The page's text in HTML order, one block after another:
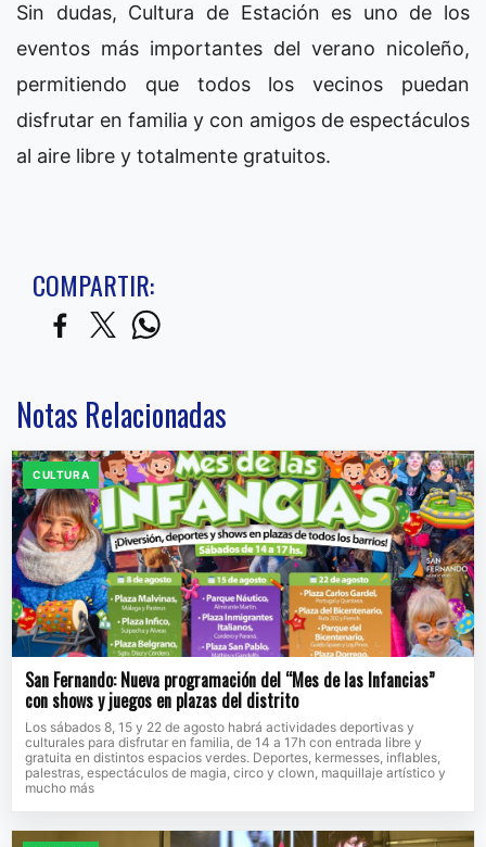
Sin dudas, Cultura de Estación es uno de los
eventos más importantes del verano nicoleño,
permitiendo que todos los vecinos puedan
disfrutar en familia y con amigos de espectáculos
al aire libre y totalmente gratuitos.
COMPARTIR:
Notas Relacionadas
CULTURA
San Fernando: Nueva programación del “Mes de las Infancias”
con shows y juegos en plazas del distrito
Los sábados 8, 15 y 22 de agosto habrá actividades deportivas y
culturales para disfrutar en familia, de 14 a 17h con entrada libre y
gratuita en distintos espacios verdes. Deportes, kermesses, inflables,
palestras, espectáculos de magia, circo y clown, maquillaje artístico y
mucho más